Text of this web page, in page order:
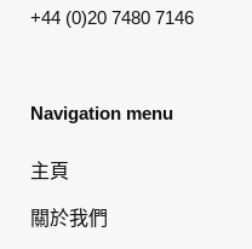
+44 (0)20 7480 7146
Navigation menu
主頁
關於我們